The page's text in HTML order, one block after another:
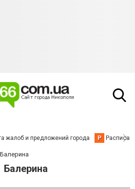
жалоб и предложений города Р
Балерина
Балерина